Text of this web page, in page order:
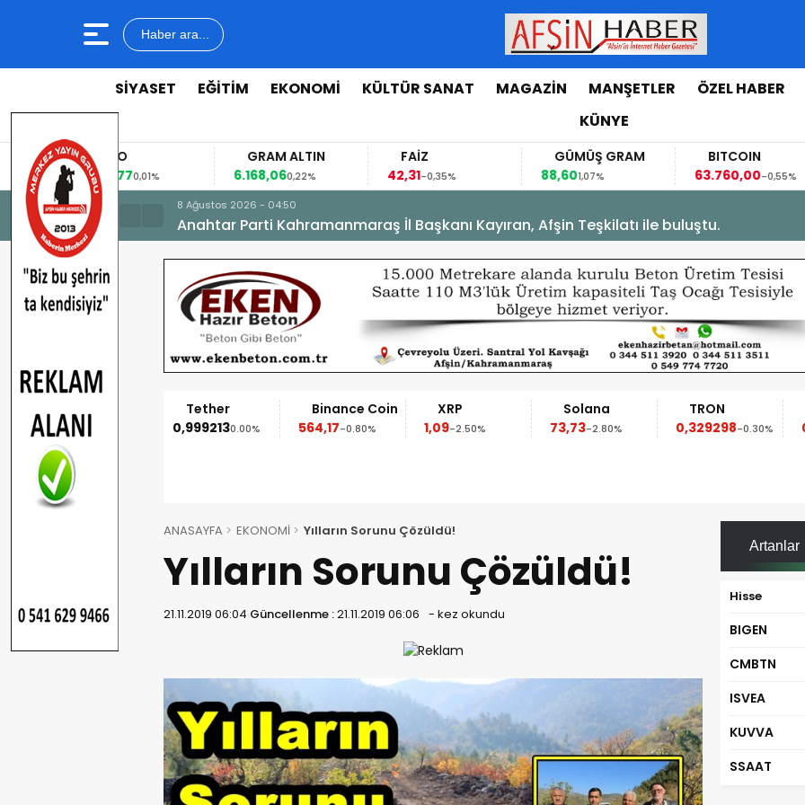
Haber ara...
SİYASET EĞİTİM EKONOMİ KÜLTÜR SANAT MAGAZİN MANŞETLER ÖZEL HABER
KÜNYE
EURO
53,84770,01%
GRAM ALTIN
6.168,060,22%
FAİZ
42,31-0,35%
GÜMÜŞ GRAM
88,601,07%
BITCOIN
63.760,00-0,55%
8 Ağustos 2026 - 04:50
Anahtar Parti Kahramanmaraş İl Başkanı Kayıran, Afşin Teşkilatı ile buluştu.
Ethereum
1.852,95
Tether
0,9992130.00%
Binance Coin
564,17-0.80%
XRP
1,09-2.50%
Solana
73,73-2.80%
TRON
0,329298-0.30%
ANASAYFA EKONOMİ Yılların Sorunu Çözüldü!
Yılların Sorunu Çözüldü!
21.11.2019 06:04 Güncellenme :21.11.2019 06:06 - kez okundu
Artanlar
Hisse
BIGEN
CMBTN
ISVEA
KUVVA
SSAAT